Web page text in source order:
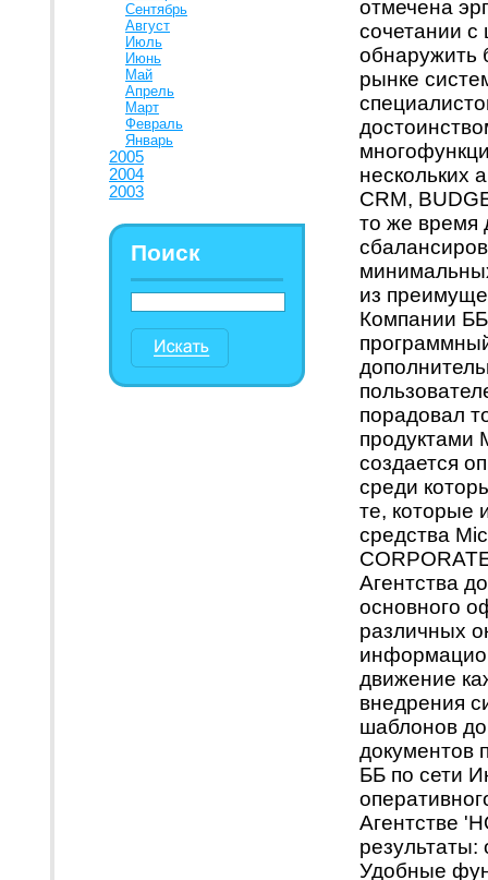
Сентябрь
Август
Июль
Июнь
Май
Апрель
Март
Февраль
Январь
2005
2004
2003
Поиск
отмечена
сочетании
обнаружить
рынке
нескольких
CRM,
то же время
из
Компании
порадовал
продуктами
создается
среди
те, которые
средства
Агентства
основного
различных
движение
внедрения
шаблонов
документов
ББ по сети
Агентстве
результаты:
Удобные